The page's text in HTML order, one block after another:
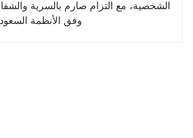
الشخصية، مع التزام صارم بالسرية
وفق الأنظمة